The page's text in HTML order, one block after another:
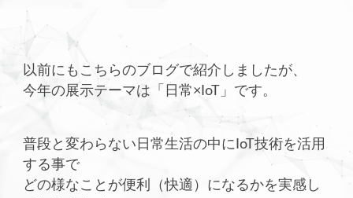
以前にもこちらのブログで紹介しましたが、
今年の展示テーマは「日常×IoT」です。
普段と変わらない日常生活の中にIoT技術を活用
する事で
どの様なことが便利（快適）になるかを実感し